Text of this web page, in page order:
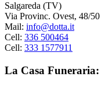
Salgareda (TV)
Via Provinc. Ovest, 48/50
Mail: info@dotta.it
Cell: 336 500464
Cell: 333 1577911
La Casa Funeraria: